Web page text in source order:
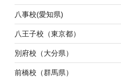
八事校(愛知県)
八王子校（東京都）
別府校（大分県）
前橋校（群馬県）